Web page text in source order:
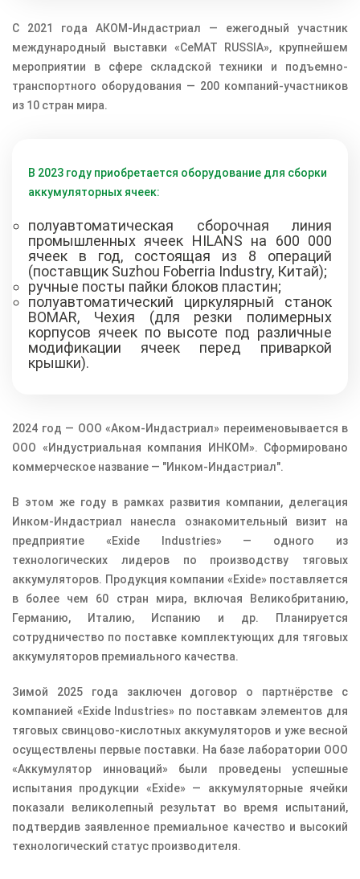
С 2021 года АКОМ-Индастриал — ежегодный участник
международный выставки «CeMAT RUSSIA», крупнейшем
мероприятии в сфере складской техники и подъемно-
транспортного оборудования — 200 компаний-участников
из 10 стран мира.
В 2023 году приобретается оборудование для сборки
аккумуляторных ячеек:
полуавтоматическая сборочная линия
промышленных ячеек HILANS на 600 000
ячеек в год, состоящая из 8 операций
(поставщик Suzhou Foberria Industry, Китай);
ручные посты пайки блоков пластин;
полуавтоматический циркулярный станок
BOMAR, Чехия (для резки полимерных
корпусов ячеек по высоте под различные
модификации ячеек перед приваркой
крышки).
2024 год — ООО «Аком-Индастриал» переименовывается в
ООО «Индустриальная компания ИНКОМ». Сформировано
коммерческое название — "Инком-Индастриал".
В этом же году в рамках развития компании, делегация
Инком-Индастриал нанесла ознакомительный визит на
предприятие «Exide Industries» — одного из
технологических лидеров по производству тяговых
аккумуляторов. Продукция компании «Exide» поставляется
в более чем 60 стран мира, включая Великобританию,
Германию, Италию, Испанию и др. Планируется
сотрудничество по поставке комплектующих для тяговых
аккумуляторов премиального качества.
Зимой 2025 года заключен договор о партнёрстве с
компанией «Exide Industries» по поставкам элементов для
тяговых свинцово-кислотных аккумуляторов и уже весной
осуществлены первые поставки. На базе лаборатории ООО
«Аккумулятор инноваций» были проведены успешные
испытания продукции «Exide» — аккумуляторные ячейки
показали великолепный результат во время испытаний,
подтвердив заявленное премиальное качество и высокий
технологический статус производителя.